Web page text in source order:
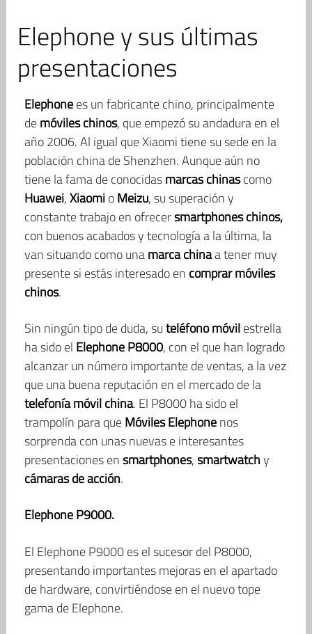
Elephone y sus últimas
presentaciones
Elephonees un fabricante chino, principalmente
demóviles chinos, que empezó su andadura en el
año 2006. Al igual que Xiaomi tiene su sede en la
población china de Shenzhen. Aunque aún no
tiene la fama de conocidasmarcas chinascomo
Huawei,XiaomioMeizu, su superación y
constante trabajo en ofrecersmartphones chinos,
con buenos acabados y tecnología a la última, la
van situando como unamarca chinaa tener muy
presente si estás interesado en comprar móviles
chinos.
Sin ningún tipo de duda, suteléfono móvilestrella
ha sido el Elephone P8000, con el que han logrado
alcanzar un número importante de ventas, a la vez
que una buena reputación en el mercado de la
telefonía móvil china. El P8000 ha sido el
trampolín para queMóviles Elephonenos
sorprenda con unas nuevas e interesantes
presentaciones ensmartphones,smartwatchy
cámaras de acción.
Elephone P9000.
El Elephone P9000 es el sucesor del P8000,
presentando importantes mejoras en el apartado
de hardware, convirtiéndose en el nuevo tope
gama de Elephone.